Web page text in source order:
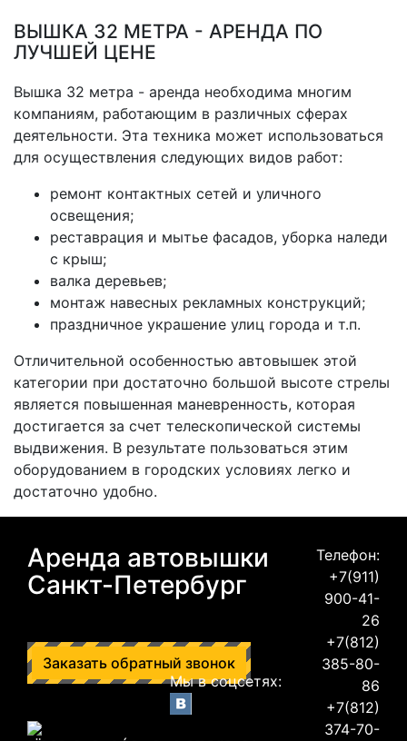
ВЫШКА 32 МЕТРА - АРЕНДА ПО
ЛУЧШЕЙ ЦЕНЕ
Вышка 32 метра - аренда необходима многим
компаниям, работающим в различных сферах
деятельности. Эта техника может использоваться
для осуществления следующих видов работ:
ремонт контактных сетей и уличного
освещения;
реставрация и мытье фасадов, уборка наледи
с крыш;
валка деревьев;
монтаж навесных рекламных конструкций;
праздничное украшение улиц города и т.п.
Отличительной особенностью автовышек этой
категории при достаточно большой высоте стрелы
является повышенная маневренность, которая
достигается за счет телескопической системы
выдвижения. В результате пользоваться этим
оборудованием в городских условиях легко и
достаточно удобно.
Аренда автовышки
Санкт-Петербург
Заказать обратный звонок
Мы в соцсетях:
Телефон:
+7(911)
900-41-
26
+7(812)
385-80-
86
+7(812)
374-70-